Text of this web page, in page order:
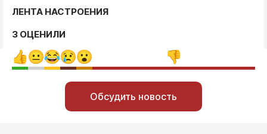
ЛЕНТА НАСТРОЕНИЯ
3 ОЦЕНИЛИ
Обсудить новость